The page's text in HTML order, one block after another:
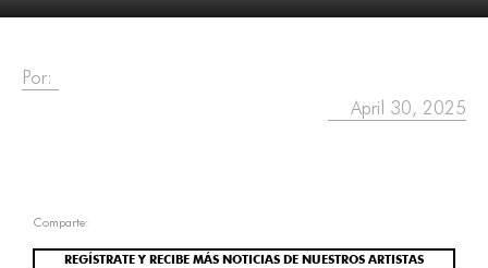
Por:
April 30, 2025
Comparte:
REGÍSTRATE Y RECIBE MÁS NOTICIAS DE NUESTROS ARTISTAS